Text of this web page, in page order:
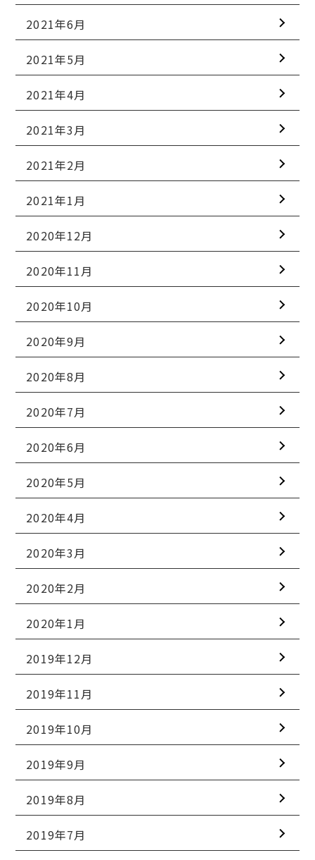
2021年6月
2021年5月
2021年4月
2021年3月
2021年2月
2021年1月
2020年12月
2020年11月
2020年10月
2020年9月
2020年8月
2020年7月
2020年6月
2020年5月
2020年4月
2020年3月
2020年2月
2020年1月
2019年12月
2019年11月
2019年10月
2019年9月
2019年8月
2019年7月